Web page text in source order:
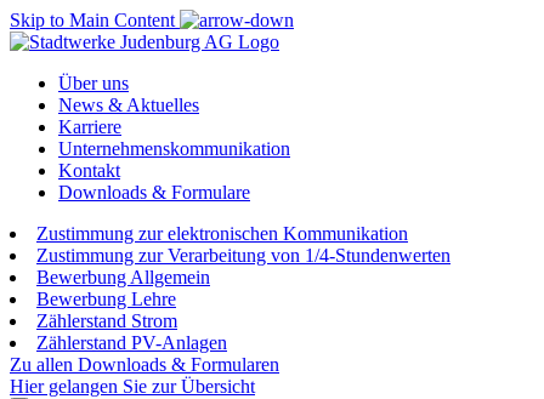
Skip to Main Content
Über uns
News & Aktuelles
Karriere
Unternehmenskommunikation
Kontakt
Downloads & Formulare
Zustimmung zur elektronischen Kommunikation
Zustimmung zur Verarbeitung von 1/4-Stundenwerten
Bewerbung Allgemein
Bewerbung Lehre
Zählerstand Strom
Zählerstand PV-Anlagen
Zu allen Downloads & Formularen
Hier gelangen Sie zur Übersicht